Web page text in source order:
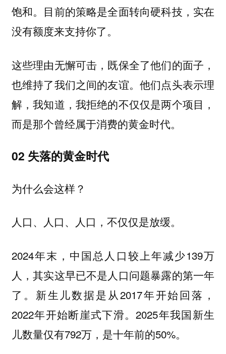
饱和。目前的策略是全面转向硬科技，实在
没有额度来支持你了。
这些理由无懈可击，既保全了他们的面子，
也维持了我们之间的友谊。他们点头表示理
解，我知道，我拒绝的不仅仅是两个项目，
而是那个曾经属于消费的黄金时代。
02 失落的黄金时代
为什么会这样？
人口、人口、人口，不仅仅是放缓。
2024年末，中国总人口较上年减少139万
人，其实这早已不是人口问题暴露的第一年
了。新生儿数据是从2017年开始回落，
2022年开始断崖式下滑。2025年我国新生
儿数量仅有792万，是十年前的50%。